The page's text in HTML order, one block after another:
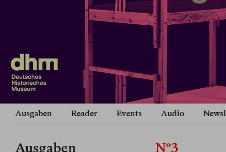
Ausgaben Reader Events Audio
Ausgaben Nº3